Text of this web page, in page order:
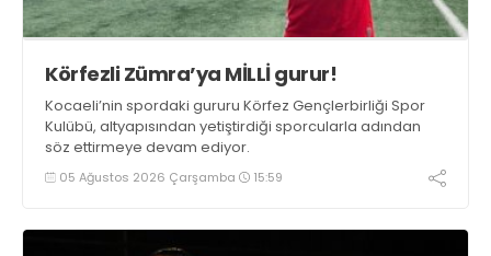
Körfezli Zümra’ya MİLLİ gurur!
Kocaeli’nin spordaki gururu Körfez Gençlerbirliği Spor
Kulübü, altyapısından yetiştirdiği sporcularla adından
söz ettirmeye devam ediyor.
05 Ağustos 2026 Çarşamba 15:59